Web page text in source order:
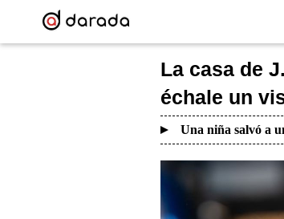
La casa de
échale un
Una niña salvó a